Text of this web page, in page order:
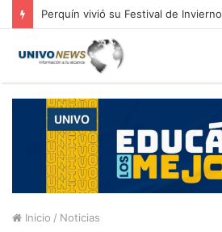
Perquín vivió su Festival de Invierno
Inicio / Noticias